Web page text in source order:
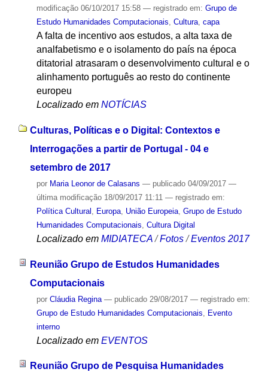
modificação06/10/2017 15:58 — registrado em: Grupo de
Estudo Humanidades Computacionais, Cultura, capa
A falta de incentivo aos estudos, a alta taxa de
analfabetismo e o isolamento do país na época
ditatorial atrasaram o desenvolvimento cultural e o
alinhamento português ao resto do continente
europeu
Localizado em NOTÍCIAS
Culturas, Políticas e o Digital: Contextos e
Interrogações a partir de Portugal - 04 e
setembro de 2017
por Maria Leonor de Calasans — publicado04/09/2017 —
última modificação18/09/2017 11:11 — registrado em:
Política Cultural , Europa, União Europeia, Grupo de Estudo
Humanidades Computacionais, Cultura Digital
Localizado em MIDIATECA /Fotos /Eventos 2017
Reunião Grupo de Estudos Humanidades
Computacionais
por Cláudia Regina — publicado29/08/2017 — registrado em:
Grupo de Estudo Humanidades Computacionais
Evento
interno
Localizado em EVENTOS
Reunião Grupo de Pesquisa Humanidades